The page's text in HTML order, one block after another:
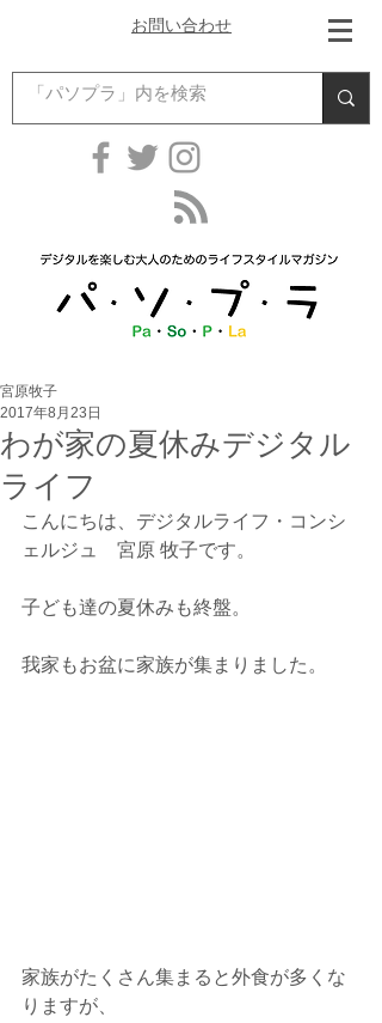
お問い合わせ
わが家の夏休みデジタル
ライフ
宮原牧子
2017年8月23日
こんにちは、デジタルライフ・コンシ
ェルジュ　宮原 牧子です。
子ども達の夏休みも終盤。
我家もお盆に家族が集まりました。
家族がたくさん集まると外食が多くな
りますが、